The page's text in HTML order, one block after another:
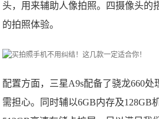
头，用来辅助人像拍照。四摄像头的
的拍照体验。
配置方面，三星A9s配备了骁龙660
需担心。同时辅以6GB内存及128GB